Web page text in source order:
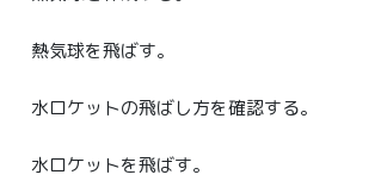
熱気球を飛ばす。
水ロケットの飛ばし方を確認する。
水ロケットを飛ばす。